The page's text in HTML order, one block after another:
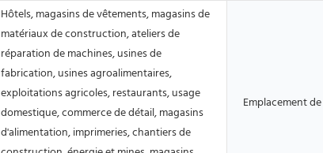
Hôtels, magasins de vêtements, magasins de
matériaux de construction, ateliers de
réparation de machines, usines de
fabrication, usines agroalimentaires,
exploitations agricoles, restaurants, usage
domestique, commerce de détail, magasins
d'alimentation, imprimeries, chantiers de
Emplacement